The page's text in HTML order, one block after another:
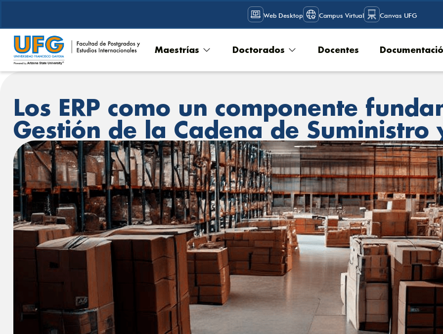
Web Desktop Campus Virtual Canvas UFG
Maestrías Doctorados Docentes
Los ERP como un componente
Gestión de la Cadena de Suministro